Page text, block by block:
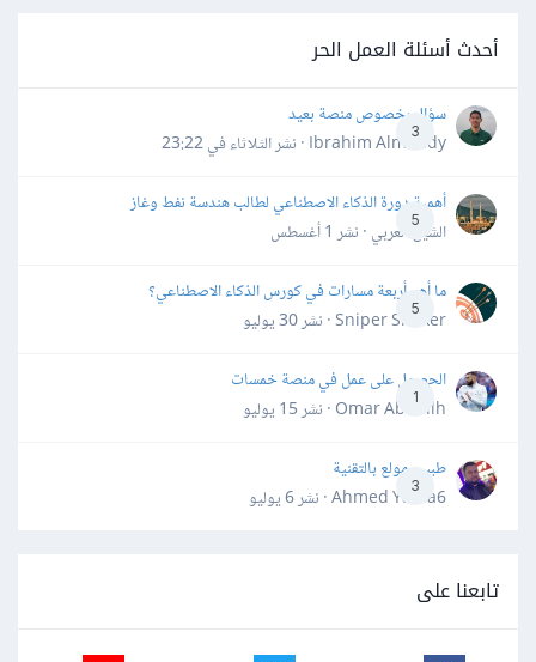
أحدث أسئلة العمل الحر
3
سؤال بخصوص منصة بعيد
Ibrahim Almahdy · نشر
الثلاثاء في 23:22
5
أهمية دورة الذكاء الاصطناعي لطالب هندسة نفط وغاز
الشيخ العربي · نشر 1 أغسطس
5
ما أهم أربعة مسارات في كورس الذكاء الاصطناعي؟
Sniper Shaker · نشر
30 يوليو
1
الحصول على عمل في منصة خمسات
Omar Abdallh · نشر
15 يوليو
3
طبيب مولع بالتقنية
Ahmed Yahia6 · نشر
6 يوليو
تابعنا على